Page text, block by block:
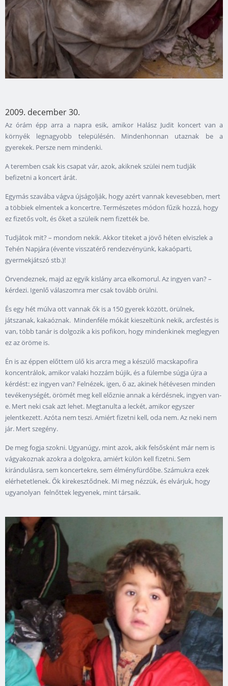
2009. december 30.
Az órám épp arra a napra esik, amikor Halász Judit koncert van a
környék legnagyobb településén. Mindenhonnan utaznak be a
gyerekek. Persze nem mindenki.
A teremben csak kis csapat vár, azok, akiknek szülei nem tudják
befizetni a koncert árát.
Egymás szavába vágva újságolják, hogy azért vannak kevesebben, mert
a többiek elmentek a koncertre. Természetes módon fűzik hozzá, hogy
ez fizetős volt, és őket a szüleik nem fizették be.
Tudjátok mit? – mondom nekik. Akkor titeket a jövő héten elviszlek a
Tehén Napjára (évente visszatérő rendezvényünk, kakaóparti,
gyermekjátszó stb.)!
Örvendeznek, majd az egyik kislány arca elkomorul. Az ingyen van? –
kérdezi. Igenlő válaszomra mer csak tovább örülni.
És egy hét múlva ott vannak ők is a 150 gyerek között, örülnek,
játszanak, kakaóznak. Mindenféle mókát kieszeltünk nekik, arcfestés is
van, több tanár is dolgozik a kis pofikon, hogy mindenkinek meglegyen
ez az öröme is.
Én is az éppen előttem ülő kis arcra meg a készülő macskapofira
koncentrálok, amikor valaki hozzám bújik, és a fülembe súgja újra a
kérdést: ez ingyen van? Felnézek, igen, ő az, akinek hétévesen minden
tevékenységét, örömét meg kell előznie annak a kérdésnek, ingyen van-
e. Mert neki csak azt lehet. Megtanulta a leckét, amikor egyszer
jelentkezett. Azóta nem teszi. Amiért fizetni kell, oda nem. Az neki nem
jár. Mert szegény.
De meg fogja szokni. Ugyanúgy, mint azok, akik felsősként már nem is
vágyakoznak azokra a dolgokra, amiért külön kell fizetni. Sem
kirándulásra, sem koncertekre, sem élményfürdőbe. Számukra ezek
elérhetetlenek. Ők kirekesztődnek. Mi meg nézzük, és elvárjuk, hogy
ugyanolyan felnőttek legyenek, mint társaik.